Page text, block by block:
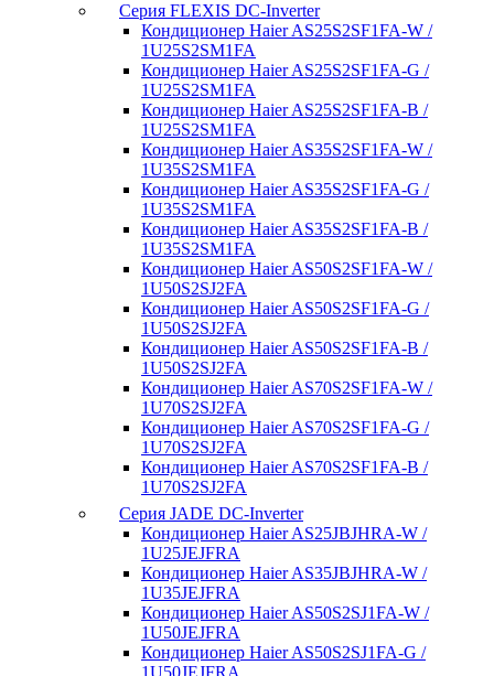
Серия FLEXIS DC-Inverter
Кондиционер Haier AS25S2SF1FA-W /
1U25S2SM1FA
Кондиционер Haier AS25S2SF1FA-G /
1U25S2SM1FA
Кондиционер Haier AS25S2SF1FA-B /
1U25S2SM1FA
Кондиционер Haier AS35S2SF1FA-W /
1U35S2SM1FA
Кондиционер Haier AS35S2SF1FA-G /
1U35S2SM1FA
Кондиционер Haier AS35S2SF1FA-B /
1U35S2SM1FA
Кондиционер Haier AS50S2SF1FA-W /
1U50S2SJ2FA
Кондиционер Haier AS50S2SF1FA-G /
1U50S2SJ2FA
Кондиционер Haier AS50S2SF1FA-B /
1U50S2SJ2FA
Кондиционер Haier AS70S2SF1FA-W /
1U70S2SJ2FA
Кондиционер Haier AS70S2SF1FA-G /
1U70S2SJ2FA
Кондиционер Haier AS70S2SF1FA-B /
1U70S2SJ2FA
Серия JADE DC-Inverter
Кондиционер Haier AS25JBJHRA-W /
1U25JEJFRA
Кондиционер Haier AS35JBJHRA-W /
1U35JEJFRA
Кондиционер Haier AS50S2SJ1FA-W /
1U50JEJFRA
Кондиционер Haier AS50S2SJ1FA-G /
1U50JEJFRA